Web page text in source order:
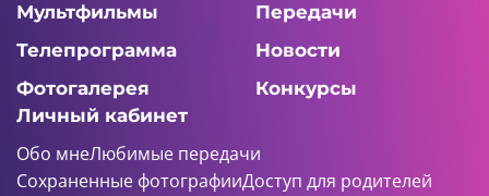
Мультфильмы
Передачи
Телепрограмма
Новости
Фотогалерея
Конкурсы
Личный кабинет
Обо мнеЛюбимые передачи
Сохраненные фотографииДоступ для родителей